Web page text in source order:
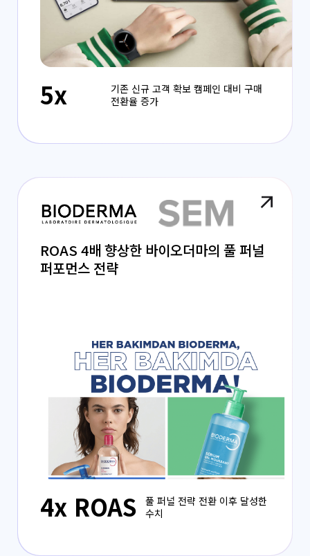
5x
기존 신규 고객 확보 캠페인 대비 구매
전환율 증가
ROAS 4배 향상한 바이오더마의 풀 퍼널
퍼포먼스 전략
4x ROAS
풀 퍼널 전략 전환 이후 달성한
수치